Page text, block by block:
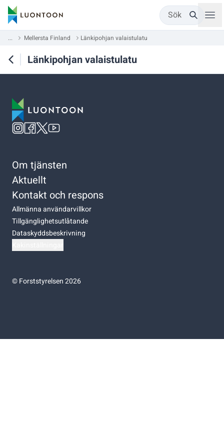
Sök
... Mellersta Finland Länkipohjan valaistulatu
Länkipohjan valaistulatu
Om tjänsten
Aktuellt
Kontakt och respons
Allmänna användarvillkor
Tillgänglighetsutlåtande
Dataskyddsbeskrivning
©Forststyrelsen 2026